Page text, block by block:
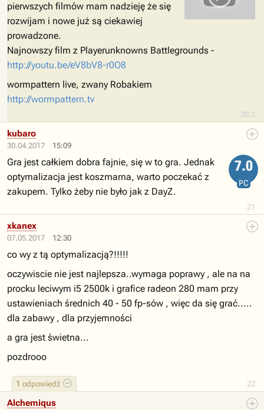
20.2
pierwszych filmów mam nadzieję że się
rozwijam i nowe już są ciekawiej
prowadzone.
Najnowszy film z Playerunknowns Battlegrounds -
http://youtu.be/eV8bV8-r0O8
wormpattern live, zwany Robakiem
http://wormpattern.tv
30.04.2017 15:09
21
kubaro
7.0
PC
Gra jest całkiem dobra fajnie, się w to gra. Jednak
optymalizacja jest koszmarna, warto poczekać z
zakupem. Tylko żeby nie było jak z DayZ.
07.05.2017 12:30
22
1 odpowiedź
xkanex
co wy z tą optymalizacją?!!!!!
oczywiscie nie jest najlepsza..wymaga poprawy , ale na na
procku leciwym i5 2500k i grafice radeon 280 mam przy
ustawieniach średnich 40 - 50 fp-sów , więc da się grać.....
dla zabawy , dla przyjemności
a gra jest świetna...
pozdrooo
Alchemiqus